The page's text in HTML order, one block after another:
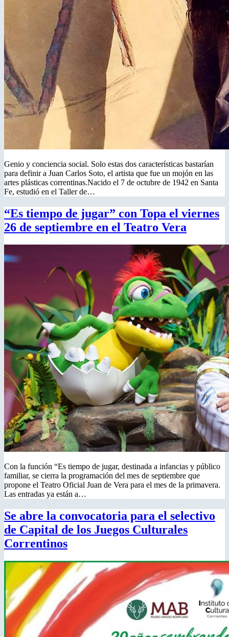
Genio y conciencia social. Solo estas dos características bastarían
para definir a Juan Carlos Soto, el artista que fue un mojón en las
artes plásticas correntinas.Nacido el 7 de octubre de 1942 en Santa
Fe, estudió en el Taller de…
“Es tiempo de jugar” con Topa el viernes
26 de septiembre en el Teatro Vera
Con la función “Es tiempo de jugar, destinada a infancias y público
familiar, se cierra la programación del mes de septiembre que
propone el Teatro Oficial Juan de Vera para el mes de la primavera.
Las entradas ya están a…
Se abre la convocatoria para el selectivo
de Capital de los Juegos Culturales
Correntinos